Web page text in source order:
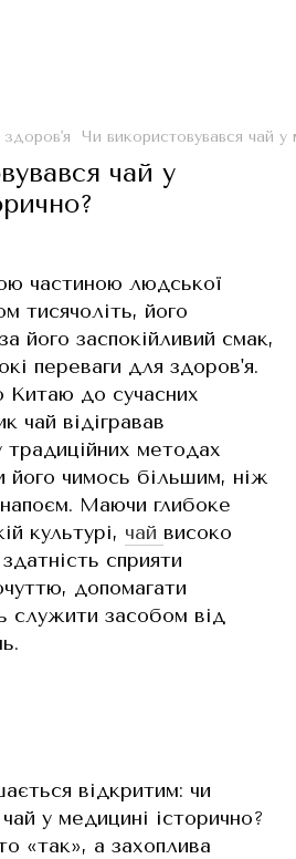
Чи використовувався чай у
чай у
частиною людської
тисячоліть, його
його заспокійливий смак,
переваги для здоров'я.
Китаю до сучасних
чай відігравав
методах
його чимось більшим, ніж
Маючи глибоке
культурі, чай високо
сприяти
допомагати
служити засобом від
відкритим: чи
у медицині історично?
«так», а захоплива